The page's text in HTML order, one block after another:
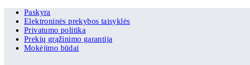
Paskyra
Elektroninės prekybos taisyklės
Privatumo politika
Prekių grąžinimo garantija
Mokėjimo būdai